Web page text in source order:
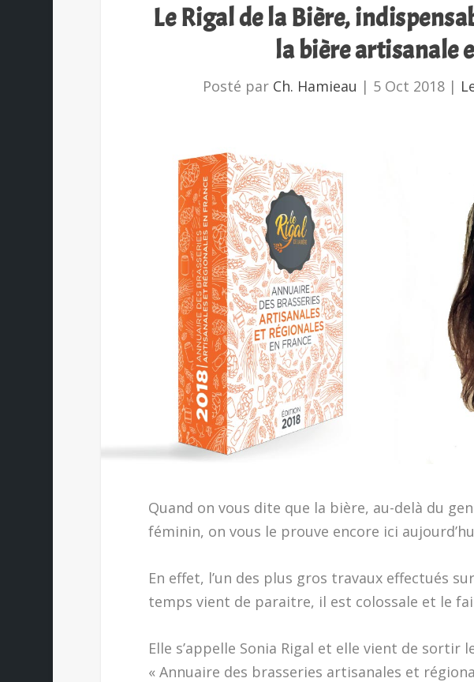
Le Rigal de la Bière,
la bière artisanale
Posté par Ch. Hamieau | 5 Oct 2018 |
Quand on vous dite que la bière, au-delà du
féminin, on vous le prouve encore ici
En effet, l’un des plus gros travaux effectués
temps vient de paraitre, il est colossale et le
Elle s’appelle Sonia Rigal et elle vient de sortir
« Annuaire des brasseries artisanales et